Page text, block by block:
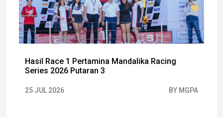
Hasil Race 1 Pertamina Mandalika Racing
Series 2026 Putaran 3
25 JUL 2026 BY MGPA